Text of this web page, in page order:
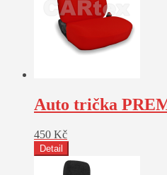
Auto trička
450 Kč
Detail